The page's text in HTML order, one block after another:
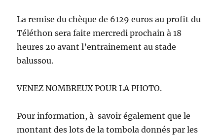
La remise du chèque de 6129 euros au profit du
Téléthon sera faite mercredi prochain à 18
heures 20 avant l’entrainement au stade
balussou.
VENEZ NOMBREUX POUR LA PHOTO.
Pour information, à savoir également que le
montant des lots de la tombola donnés par les